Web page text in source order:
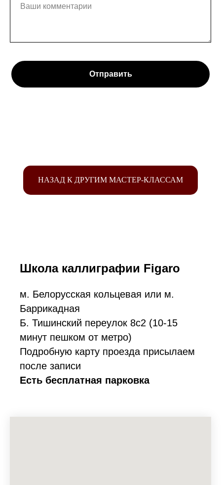
Отправить
НАЗАД К ДРУГИМ МАСТЕР-КЛАССАМ
Школа каллиграфии Figaro
м. Белорусская кольцевая или м.
Баррикадная
Б. Тишинский переулок 8с2 (10-15
минут пешком от метро)
Подробную карту проезда присылаем
после записи
Есть бесплатная парковка